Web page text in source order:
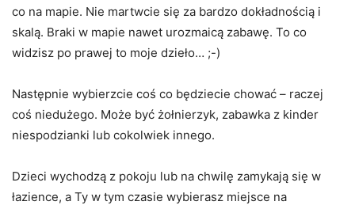
co na mapie. Nie martwcie się za bardzo dokładnością i
skalą. Braki w mapie nawet urozmaicą zabawę. To co
widzisz po prawej to moje dzieło… ;-)
Następnie wybierzcie coś co będziecie chować – raczej
coś niedużego. Może być żołnierzyk, zabawka z kinder
niespodzianki lub cokolwiek innego.
Dzieci wychodzą z pokoju lub na chwilę zamykają się w
łazience, a Ty w tym czasie wybierasz miejsce na